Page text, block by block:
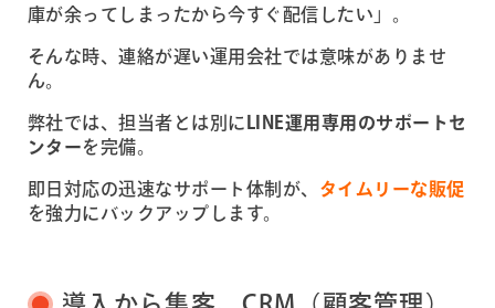
庫が余ってしまったから今すぐ配信したい」。
そんな時、連絡が遅い運用会社では意味がありませ
ん。
弊社では、担当者とは別に
LINE運用専用のサポートセ
ンターを完備。
即日対応の迅速なサポート体制が、 タイムリーな販促
を強力にバックアップします。
導入から集客、CRM（顧客管理）